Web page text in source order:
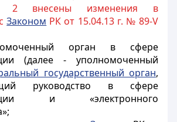
2 внесены изменения в
Законом РК от 15.04.13 г. № 89-V
орган в сфере
(далее - уполномоченный
государственный орган,
руководство в сфере
и «электронного